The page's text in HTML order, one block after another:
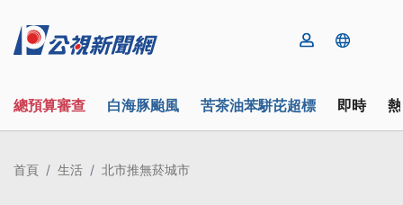
總預算審查 白海豚颱風 苦茶油苯駢芘超標 即時
首頁 生活 北市推無菸城市